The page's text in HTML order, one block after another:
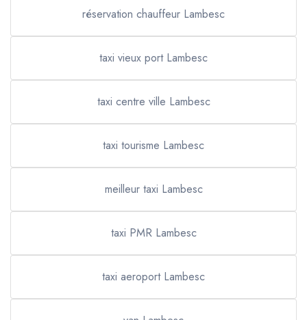
réservation chauffeur Lambesc
taxi vieux port Lambesc
taxi centre ville Lambesc
taxi tourisme Lambesc
meilleur taxi Lambesc
taxi PMR Lambesc
taxi aeroport Lambesc